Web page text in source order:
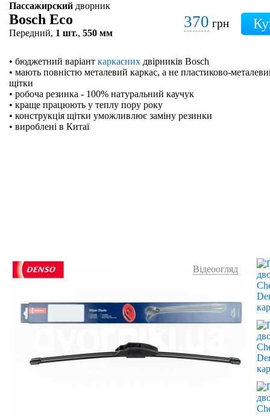
Пассажирский дворник
Bosch Eco
Передний, 1 шт., 550 мм
370 грн
• бюджетний варіант каркасних двірників Bosch
• мають повністю металевий каркас, а не пластиково-
щітки
• робоча резинка - 100% натуральний каучук
• краще працюють у теплу пору року
• конструкція щітки уможливлює заміну резинки
• вироблені в Китаї
Відеоогляд